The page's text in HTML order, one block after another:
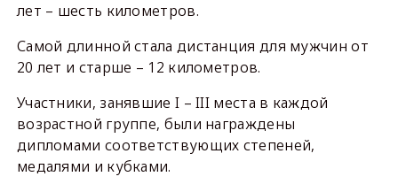
лет – шесть километров.
Самой длинной стала дистанция для мужчин от
20 лет и старше – 12 километров.
Участники, занявшие I – III места в каждой
возрастной группе, были награждены
дипломами соответствующих степеней,
медалями и кубками.